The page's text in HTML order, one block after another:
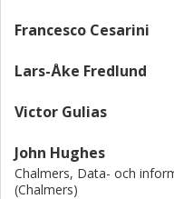
Francesco Cesarini
Lars-Åke Fredlund
Victor Gulias
John Hughes
Chalmers, Data- och
(Chalmers)